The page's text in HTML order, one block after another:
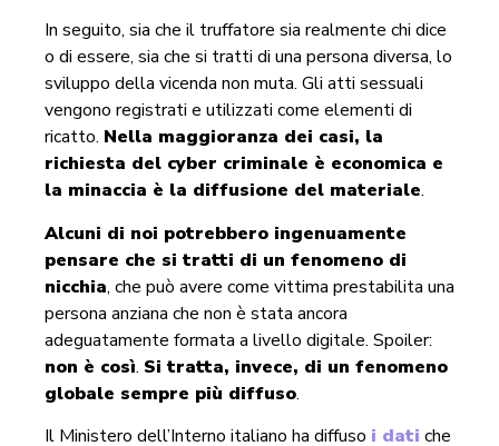
In seguito, sia che il truffatore sia realmente chi dice
o di essere, sia che si tratti di una persona diversa, lo
sviluppo della vicenda non muta. Gli atti sessuali
vengono registrati e utilizzati come elementi di
ricatto. Nella maggioranza dei casi, la
richiesta del cyber criminale è economica e
la minaccia è la diffusione del materiale.
Alcuni di noi potrebbero ingenuamente
pensare che si tratti di un fenomeno di
nicchia, che può avere come vittima prestabilita una
persona anziana che non è stata ancora
adeguatamente formata a livello digitale. Spoiler:
non è così. Si tratta, invece, di un fenomeno
globale sempre più diffuso.
Il Ministero dell’Interno italiano ha diffuso i dati che